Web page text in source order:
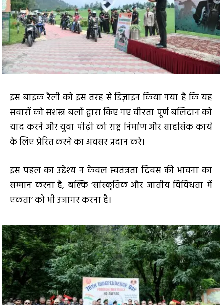
इस बाइक रैली को इस तरह से डिज़ाइन किया गया है कि यह
सवारों को सशस्त्र बलों द्वारा किए गए वीरता पूर्ण बलिदान को
याद करने और युवा पीढ़ी को राष्ट्र निर्माण और साहसिक कार्य
के लिए प्रेरित करने का अवसर प्रदान करे।
इस पहल का उद्देश्य न केवल स्वतंत्रता दिवस की भावना का
सम्मान करना है, बल्कि ‘सांस्कृतिक और जातीय विविधता में
एकता’ को भी उजागर करना है।